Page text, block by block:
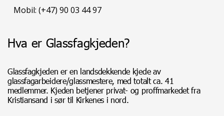
Mobil: (+47) 90 03 44 97
Hva er Glassfagkjeden?
Glassfagkjeden er en landsdekkende kjede av
glassfagarbeidere/glassmestere, med totalt ca. 41
medlemmer. Kjeden betjener privat- og proffmarkedet fra
Kristiansand i sør til Kirkenes i nord.